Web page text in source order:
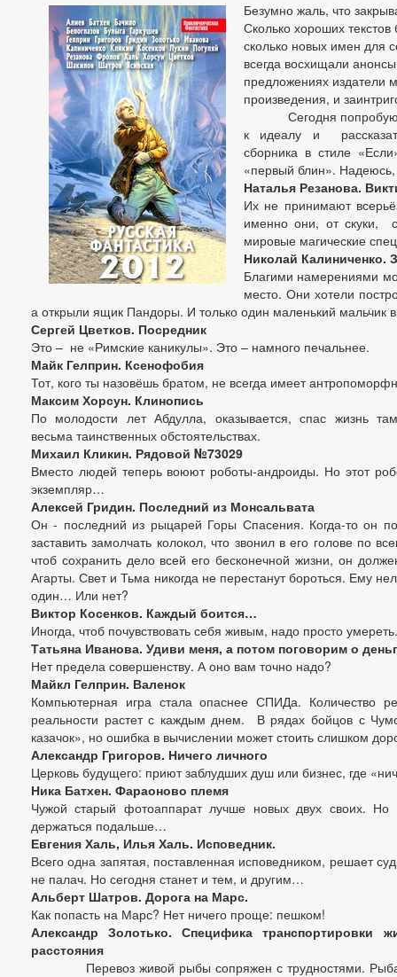
Безумно жаль, что
Сколько хороших
сколько новых имен для
всегда восхищали
предложениях издатели
произведения, и
Сегодня попробую,
к идеалу и
сборника в стиле
«первый блин».
Наталья Резанова.
Их не принимают
именно они, от скуки,
мировые магические
Николай Калиниченко.
Благими намерениями
место. Они хотели
а открыли ящик Пандоры. И только один маленький мальчик
Сергей Цветков. Посредник
Это – не «Римские каникулы». Это – намного печальнее.
Майк Гелприн. Ксенофобия
Тот, кого ты назовёшь братом, не всегда имеет
Максим Хорсун. Клинопись
По молодости лет Абдулла, оказывается, спас жизнь
весьма таинственных обстоятельствах.
Михаил Кликин. Рядовой №73029
Вместо людей теперь воюют роботы-андроиды. Но этот
экземпляр…
Алексей Гридин. Последний из Монсальвата
Он - последний из рыцарей Горы Спасения. Когда-то он
заставить замолчать колокол, что звонил в его голове по
чтоб сохранить дело всей его бесконечной жизни, он
Агарты. Свет и Тьма никогда не перестанут бороться. Ему
один… Или нет?
Виктор Косенков. Каждый боится…
Иногда, чтоб почувствовать себя живым, надо просто умереть.
Татьяна Иванова. Удиви меня, а потом поговорим о
Нет предела совершенству. А оно вам точно надо?
Майкл Гелприн. Валенок
Компьютерная игра стала опаснее СПИДа. Количество
реальности растет с каждым днем. В рядах бойцов с
казачок», но ошибка в вычислении может стоить слишком
Александр Григоров. Ничего личного
Церковь будущего: приют заблудших душ или бизнес, где
Ника Батхен. Фараоново племя
Чужой старый фотоаппарат лучше новых двух своих. Но
держаться подальше…
Евгения Халь, Илья Халь. Исповедник.
Всего одна запятая, поставленная исповедником, решает
не палач. Но сегодня станет и тем, и другим…
Альберт Шатров. Дорога на Марс.
Как попасть на Марс? Нет ничего проще: пешком!
Александр Золотько. Специфика
расстояния
Перевоз живой рыбы сопряжен с трудностями. Рыба